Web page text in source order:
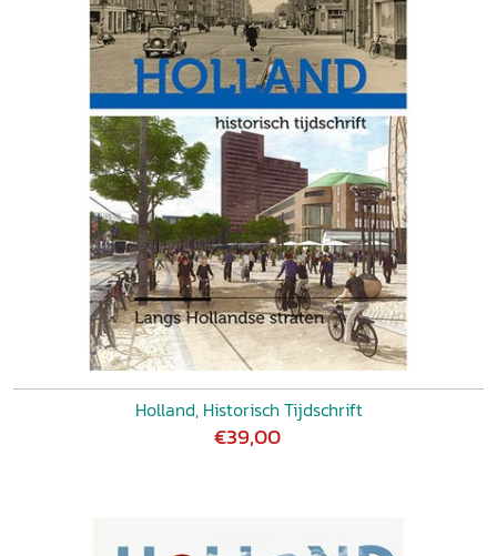
Over de auteursMINTE KAMPHUIS, Uitsmijter:
Koude zalm uit blik
Holland, Historisch Tijdschrift
€39,00